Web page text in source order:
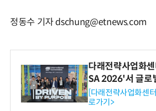
정동수 기자 dschung@etnews.com
다래전략사업화
SA 2026'서 글로
와의 비즈니스
-바이오 해외 진출
[다래전략사업화센
로가기>